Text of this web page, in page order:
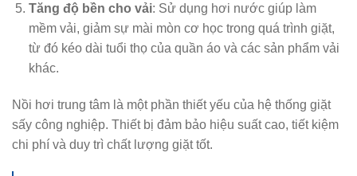
Tăng độ bền cho vải: Sử dụng hơi nước giúp làm
mềm vải, giảm sự mài mòn cơ học trong quá trình giặt,
từ đó kéo dài tuổi thọ của quần áo và các sản phẩm vải
khác.
Nồi hơi trung tâm là một phần thiết yếu của hệ thống giặt
sấy công nghiệp. Thiết bị đảm bảo hiệu suất cao, tiết kiệm
chi phí và duy trì chất lượng giặt tốt.